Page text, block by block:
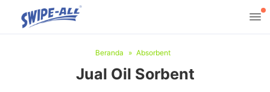
Beranda Absorbent
Jual Oil Sorbent